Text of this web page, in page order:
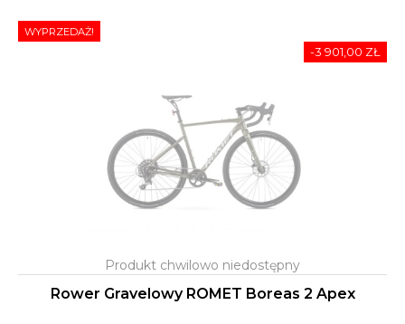
Rower Gravelowy ROMET Boreas 2 Apex
WYPRZEDAŻ!
-3 901,00 ZŁ